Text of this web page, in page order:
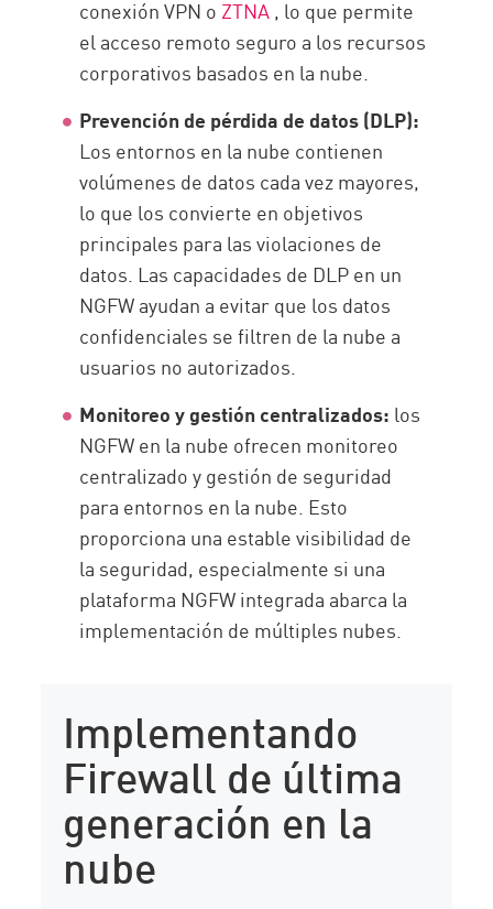
conexión VPN o ZTNA, lo que permite
el acceso remoto seguro a los recursos
corporativos basados en la nube.
Prevención de pérdida de datos (DLP):
Los entornos en la nube contienen
volúmenes de datos cada vez mayores,
lo que los convierte en objetivos
principales para las violaciones de
datos. Las capacidades de DLP en un
NGFW ayudan a evitar que los datos
confidenciales se filtren de la nube a
usuarios no autorizados.
Monitoreo y gestión centralizados: los
NGFW en la nube ofrecen monitoreo
centralizado y gestión de seguridad
para entornos en la nube. Esto
proporciona una estable visibilidad de
la seguridad, especialmente si una
plataforma NGFW integrada abarca la
implementación de múltiples nubes.
Implementando
Firewall de última
generación en la
nube